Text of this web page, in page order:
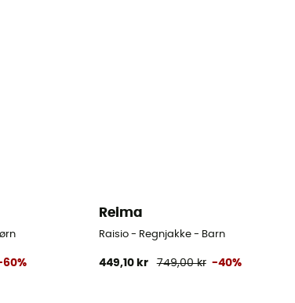
Reima
Raisio - Regnjakke - Barn
449,10 kr 749,00 kr -40%